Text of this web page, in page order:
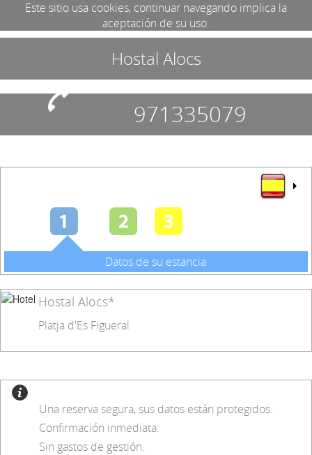
Este sitio usa cookies, continuar navegando implica la
aceptación de su uso.
Hostal Alocs
971335079
Datos de su estancia
Hostal Alocs*
Platja d'Es Figueral
Una reserva segura, sus datos están protegidos.
Confirmación inmediata.
Sin gastos de gestión.